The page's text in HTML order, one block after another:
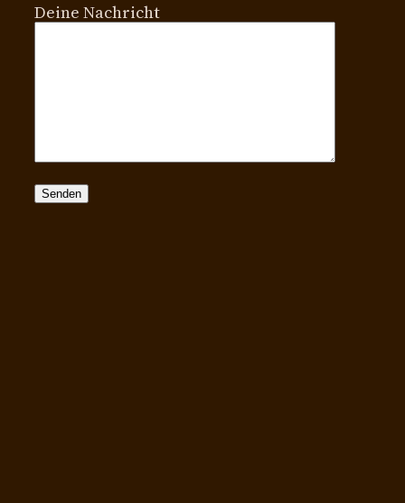
Deine Nachricht